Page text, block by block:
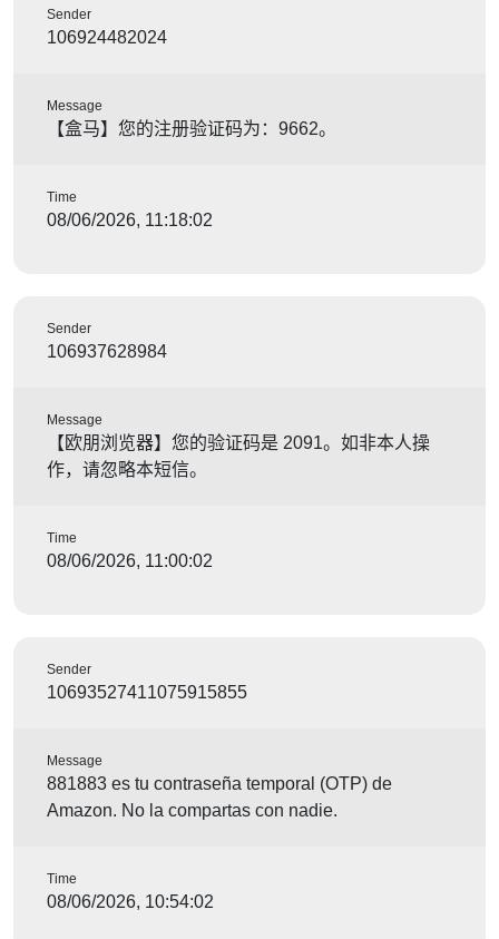
Sender
106924482024
Message
【盒马】您的注册验证码为：9662。
Time
08/06/2026, 11:18:02
Sender
106937628984
Message
【欧朋浏览器】您的验证码是 2091。如非本人操
作，请忽略本短信。
Time
08/06/2026, 11:00:02
Sender
10693527411075915855
Message
881883 es tu contraseña temporal (OTP) de
Amazon. No la compartas con nadie.
Time
08/06/2026, 10:54:02